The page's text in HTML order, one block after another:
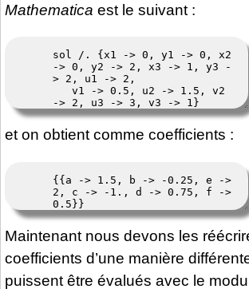
Mathematica est le suivant :
et on obtient comme coefficients :
Maintenant nous devons les
coefficients d’une manière
puissent être évalués avec le